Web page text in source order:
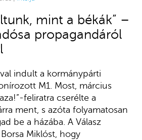
mint a békák” –
propagandáról
indult a kormánypárti
M1. Most, március
feliratra cserélte a
ment, s azóta folyamatosan
be a házába. A Válasz
Miklóst, hogy